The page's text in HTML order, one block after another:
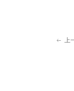
ꂃ 上